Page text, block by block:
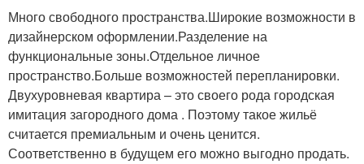
Много свободного пространства.Широкие возможности в
дизайнерском оформлении.Разделение на
функциональные зоны.Отдельное личное
пространство.Больше возможностей перепланировки.
Двухуровневая квартира – это своего рода городская
имитация загородного дома . Поэтому такое жильё
считается премиальным и очень ценится.
Соответственно в будущем его можно выгодно продать.